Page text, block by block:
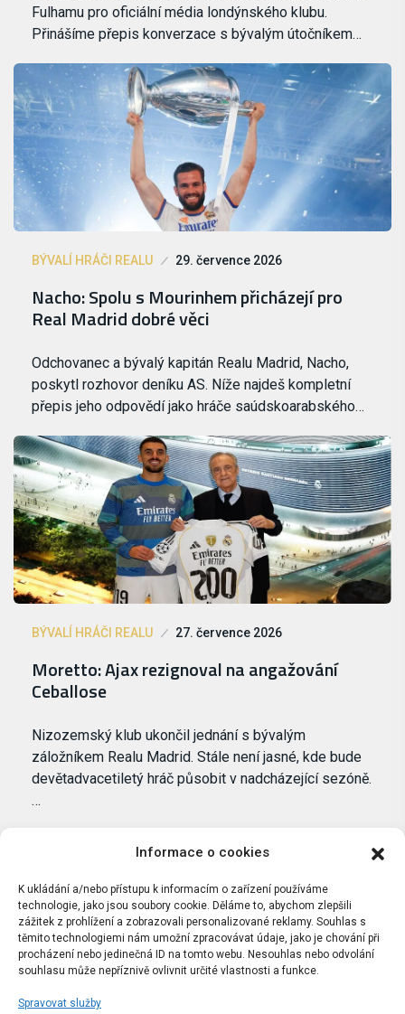
Informace o cookies
K ukládání a/nebo přístupu k informacím o zařízení používáme
technologie, jako jsou soubory cookie. Děláme to, abychom zlepšili
zážitek z prohlížení a zobrazovali personalizované reklamy. Souhlas s
těmito technologiemi nám umožní zpracovávat údaje, jako je chování při
procházení nebo jedinečná ID na tomto webu. Nesouhlas nebo odvolání
souhlasu může nepříznivě ovlivnit určité vlastnosti a funkce.
Spravovat služby
Fulhamu pro oficiální média londýnského klubu.
Přinášíme přepis konverzace s bývalým útočníkem…
BÝVALÍ HRÁČI REALU 29. července 2026
Nacho: Spolu s Mourinhem přicházejí pro
Real Madrid dobré věci
Odchovanec a bývalý kapitán Realu Madrid, Nacho,
poskytl rozhovor deníku AS. Níže najdeš kompletní
přepis jeho odpovědí jako hráče saúdskoarabského…
BÝVALÍ HRÁČI REALU 27. července 2026
Moretto: Ajax rezignoval na angažování
Ceballose
Nizozemský klub ukončil jednání s bývalým
záložníkem Realu Madrid. Stále není jasné, kde bude
devětadvacetiletý hráč působit v nadcházející sezóně.
…